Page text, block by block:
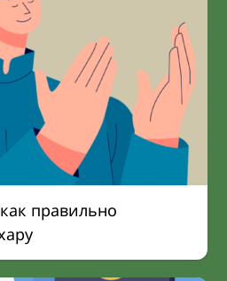
правильно